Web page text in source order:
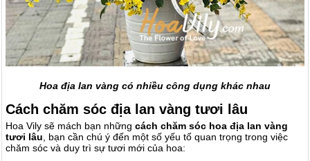
Hoa địa lan vàng có nhiều công dụng khác nhau
Cách chăm sóc địa lan vàng tươi lâu
Hoa Vily sẽ mách bạn những cách chăm sóc hoa địa lan vàng
tươi lâu , bạn cần chú ý đến một số yếu tố quan trọng trong việc
chăm sóc và duy trì sự tươi mới của hoa: